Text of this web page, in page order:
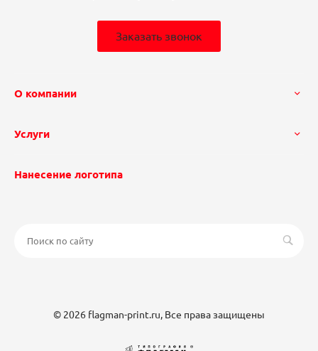
Заказать звонок
О компании
Услуги
Нанесение логотипа
© 2026 flagman-print.ru, Все права защищены